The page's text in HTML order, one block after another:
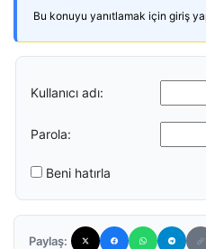
Bu konuyu yanıtlamak için giriş
Kullanıcı adı:
Parola:
Beni hatırla
Paylaş: